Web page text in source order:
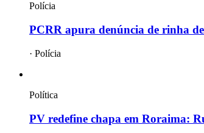
Polícia
PCRR apura denúncia de rinha
· Polícia
Política
PV redefine chapa em Roraima: